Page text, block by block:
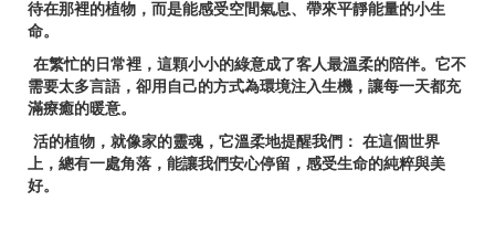
待在那裡的植物，而是能感受空間氣息、帶來平靜能量的小生
命。
在繁忙的日常裡，這顆小小的綠意成了客人最溫柔的陪伴。它不
需要太多言語，卻用自己的方式為環境注入生機，讓每一天都充
滿療癒的暖意。
活的植物，就像家的靈魂，它溫柔地提醒我們： 在這個世界
上，總有一處角落，能讓我們安心停留，感受生命的純粹與美
好。